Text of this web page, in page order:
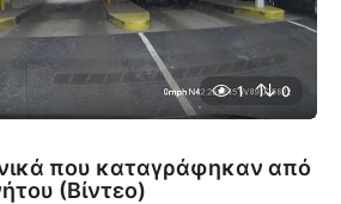
1 0
που καταγράφηκαν από
(Βίντεο)